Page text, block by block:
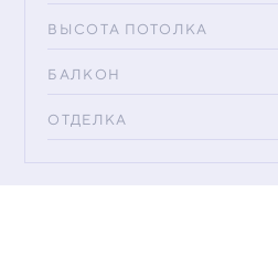
ВЫСОТА ПОТОЛКА
БАЛКОН
ОТДЕЛКА